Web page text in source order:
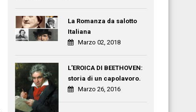
La Romanza da salotto
Italiana
Marzo 02, 2018
L’EROICA DI BEETHOVEN:
storia di un capolavoro.
Marzo 26, 2016